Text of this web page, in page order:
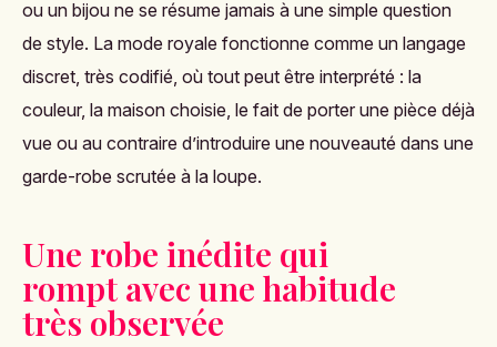
ou un bijou ne se résume jamais à une simple question
de style. La mode royale fonctionne comme un langage
discret, très codifié, où tout peut être interprété : la
couleur, la maison choisie, le fait de porter une pièce déjà
vue ou au contraire d’introduire une nouveauté dans une
garde-robe scrutée à la loupe.
Une robe inédite qui
rompt avec une habitude
très observée